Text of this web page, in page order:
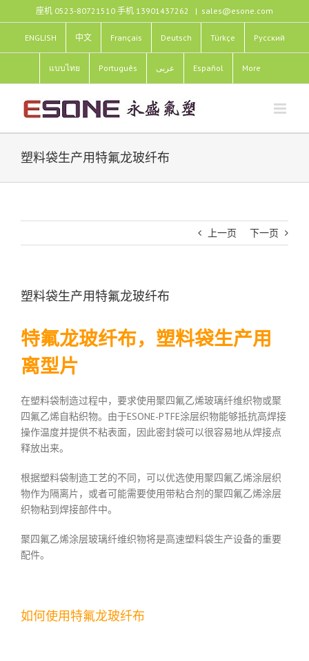
过
容
座机 0523-80721510 手机 13901437262 | sales@esone.com
ENGLISH 中文 Français Deutsch Türkçe Pусский
แบบไทย Português عربى Español More
塑料袋生产用特氟龙玻纤布
上一页 下一页
塑料袋生产用特氟龙玻纤布
特氟龙玻纤布，塑料袋生产用
离型片
在塑料袋制造过程中，要求使用聚四氟乙烯玻璃纤维织物或聚
四氟乙烯自粘织物。由于ESONE-PTFE涂层织物能够抵抗高焊接
操作温度并提供不粘表面，因此密封袋可以很容易地从焊接点
释放出来。
根据塑料袋制造工艺的不同，可以优选使用聚四氟乙烯涂层织
物作为隔离片，或者可能需要使用带粘合剂的聚四氟乙烯涂层
织物粘到焊接部件中。
聚四氟乙烯涂层玻璃纤维织物将是高速塑料袋生产设备的重要
配件。
如何使用特氟龙玻纤布